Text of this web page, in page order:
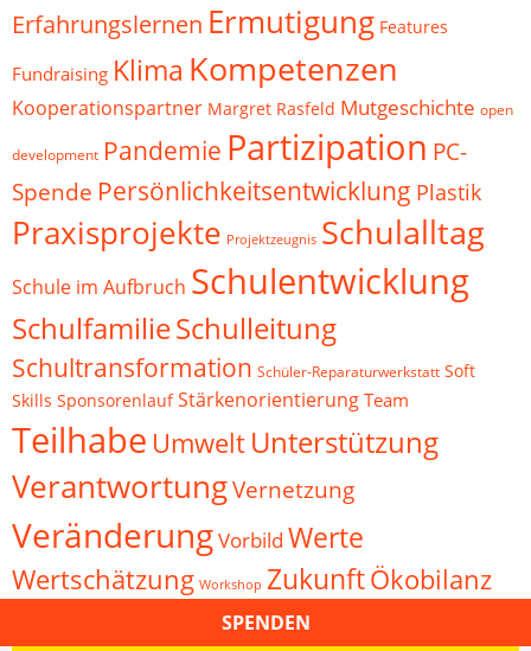
Erfahrungslernen Ermutigung Features
Fundraising Klima Kompetenzen
Kooperationspartner Margret Rasfeld Mutgeschichte open
development Pandemie Partizipation PC-
Spende Persönlichkeitsentwicklung Plastik
Praxisprojekte Projektzeugnis Schulalltag
Schule im Aufbruch Schulentwicklung
SchulfamilieSchulleitung
Schultransformation Schüler-Reparaturwerkstatt Soft
Skills Sponsorenlauf Stärkenorientierung Team
Teilhabe Umwelt Unterstützung
VerantwortungVernetzung
VeränderungVorbild Werte
Wertschätzung Workshop ZukunftÖkobilanz
SPENDEN